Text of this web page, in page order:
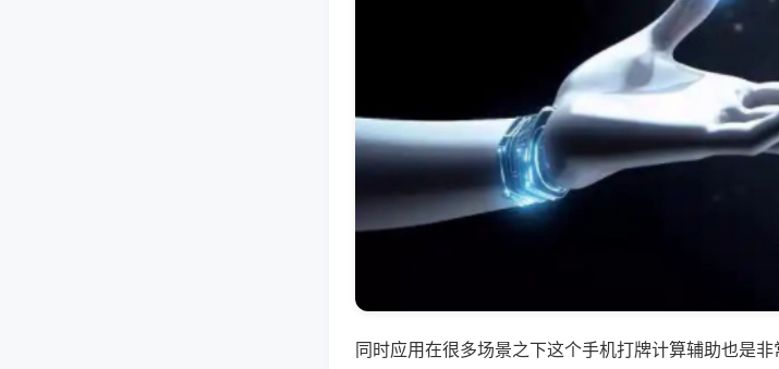
同时应用在很多场景之下这个手机打牌计算辅助也是